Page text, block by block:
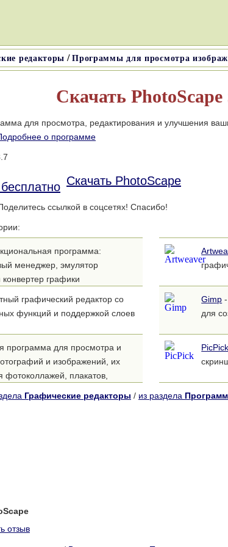
редакторы /Программы для просмотра
Скачать PhotoScape
для просмотра, редактирования и улучшения
о программе
Скачать PhotoScape
ссылкой в соцсетях! Спасибо!
программа:
менеджер, эмулятор
графики
графический редактор со
функций и поддержкой слоев
Gimp
для
программа для просмотра и
и изображений, их
фотоколлажей, плакатов,
PicPick
Графические редакторы / из раздела
отзыв